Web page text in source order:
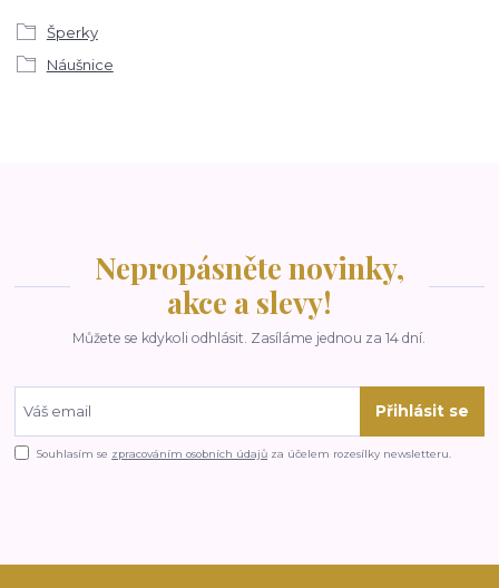
Šperky
Náušnice
Nepropásněte novinky,
akce a slevy!
Můžete se kdykoli odhlásit. Zasíláme jednou za 14 dní.
Přihlásit se
Souhlasím se zpracováním osobních údajů za účelem rozesílky newsletteru.